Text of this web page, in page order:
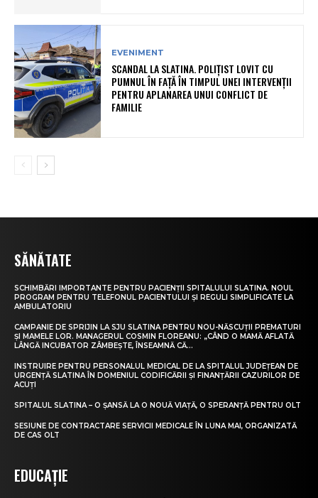
EVENIMENT
SCANDAL LA SLATINA. POLIȚIST LOVIT CU
PUMNUL ÎN FAȚĂ ÎN TIMPUL UNEI INTERVENȚII
PENTRU APLANAREA UNUI CONFLICT DE
FAMILIE
SĂNĂTATE
SCHIMBĂRI IMPORTANTE PENTRU PACIENȚII SPITALULUI SLATINA. NOUL
PROGRAM PENTRU TELEFONUL PACIENTULUI ȘI REGULI SIMPLIFICATE LA
AMBULATORIU
CAMPANIE DE SPRIJIN LA SJU SLATINA PENTRU NOU-NĂSCUȚII PREMATURI
ȘI MAMELE LOR. MANAGERUL COSMIN FLOREANU: „CÂND O MAMĂ AFLATĂ
LÂNGĂ INCUBATOR ZÂMBEȘTE, ÎNSEAMNĂ CĂ...
INSTRUIRE PENTRU PERSONALUL MEDICAL DE LA SPITALUL JUDEȚEAN DE
URGENȚĂ SLATINA ÎN DOMENIUL CODIFICĂRII ȘI FINANȚĂRII CAZURILOR DE
ACUȚI
SPITALUL SLATINA – O ȘANSĂ LA O NOUĂ VIAȚĂ, O SPERANȚĂ PENTRU OLT
SESIUNE DE CONTRACTARE SERVICII MEDICALE ÎN LUNA MAI, ORGANIZATĂ
DE CAS OLT
EDUCAȚIE